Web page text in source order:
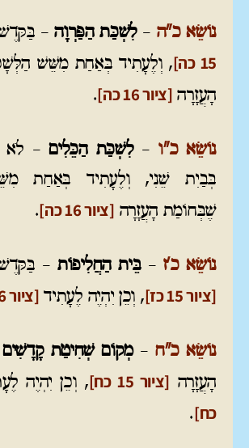
נוֹשֵׂא כ"ה – לִשְׁכַּת הַפַּרְוָה–
15 כה]
, וְלֶעָתִיד בְּאַחַת מִשֵּׁשׁ
הָעֲזָרָה [ציור 16 כה] .
נוֹשֵׂא כ"ו –לִשְׁכַּת הַכֵּלִים– לֹא
בְּבַיִת שֵׁנִי, וְלֶעָתִיד בְּאַחַת
שֶׁבְּחוֹמַת הָעֲזָרָה [ציור 16 כה] .
נוֹשֵׂא כ'ז –בֵּית הַחֲלִיפוֹת –
[ציור 15 כז] , וְכֵן יִהְיֶה לֶעָתִיד [ציור 16 כז]
נוֹשֵׂא כ"ח –מְקוֹם שְׁחִיטַת
הָעֲזָרָה [ציור 15 כח] , וְכֵן יִהְיֶה
כח].